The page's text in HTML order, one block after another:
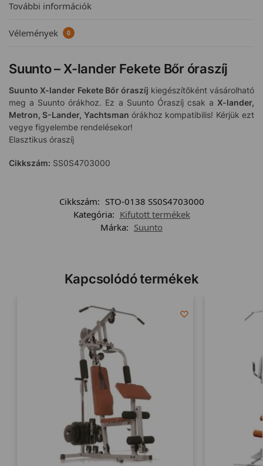
További információk
Vélemények 0
Suunto – X-lander Fekete Bőr óraszíj
Suunto X-lander Fekete Bőr óraszíj kiegészítőként vásárolható
meg a Suunto órákhoz. Ez a Suunto Óraszíj csak a X-lander,
Metron, S-Lander, Yachtsman órákhoz kompatibilis! Kérjük ezt
vegye figyelembe rendelésekor!
Elasztikus óraszíj
Cikkszám: SS0S4703000
Cikkszám: STO-0138 SS0S4703000
Kategória: Kifutott termékek
Márka: Suunto
Kapcsolódó termékek